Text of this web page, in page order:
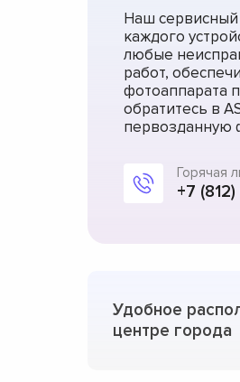
Наш сервисный
каждого
любые
работ,
фотоаппарата
обратитесь в
первозданную
Горячая
+7
Удобное
центре города